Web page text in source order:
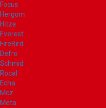
Focus
Hergom
Hitze
Everest
FireBird
Defro
Schmid
Rocal
Echa
Mcz
Meta